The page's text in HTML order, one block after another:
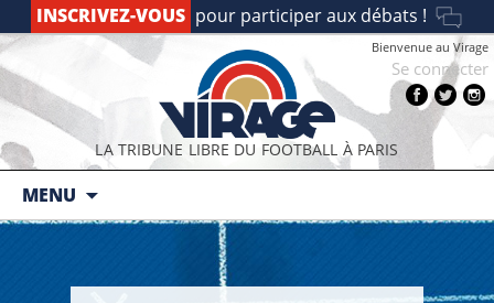
INSCRIVEZ-VOUS pour participer aux débats !
LA TRIBUNE LIBRE DU FOOTBALL À PARIS
Bienvenue au Virage
Se connecter
MENU
Aller au contenu principal